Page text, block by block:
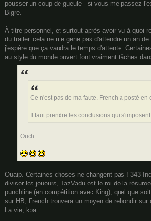
pousser un coup de gueule - si vous me passez
Bigre.
À titre personnel, et surtout après avoir vu à quoi
du trailer, cela ne me gêne pas d'attendre un an de
j'espère que ça vaudra le temps d'attente.
au style du monde ouvert font vraiment tâches
Ce n'est pas de ma faute. French a posté en
Il faut prendre les conclusions qui s'imposent.
Ouch...
Ouaip. Certaines choses ne changent pas ! 343
diviser les joueurs, TazVadu est le roi de la
punchline (en compétition avec King), quel que
sur HB, French trouvera un moyen de rebondir sur
La vie, koa.